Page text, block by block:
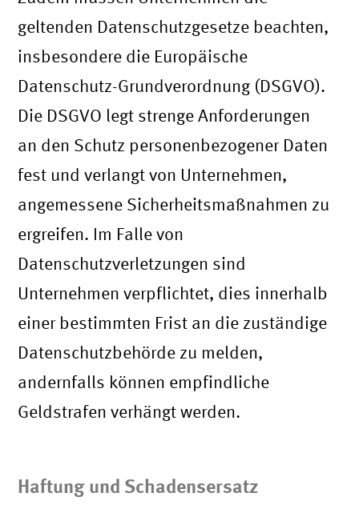
geltenden Datenschutzgesetze beachten,
insbesondere die Europäische
Datenschutz-Grundverordnung (DSGVO).
Die DSGVO legt strenge Anforderungen
an den Schutz personenbezogener Daten
fest und verlangt von Unternehmen,
angemessene Sicherheitsmaßnahmen zu
ergreifen. Im Falle von
Datenschutzverletzungen sind
Unternehmen verpflichtet, dies innerhalb
einer bestimmten Frist an die zuständige
Datenschutzbehörde zu melden,
andernfalls können empfindliche
Geldstrafen verhängt werden.
Haftung und Schadensersatz